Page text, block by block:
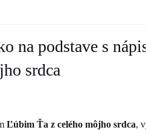
na podstave s
srdca
Ľúbim Ťa z celého môjho srdca,